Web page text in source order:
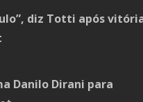
diz Totti após
Danilo Dirani para